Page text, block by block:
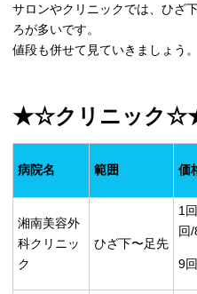
サロンやクリニックでは、ひざ
ろが多いです。
値段も併せて見ていきましょう。
★☆クリニック
病院名 範囲 価
湘南美容外
科クリニッ
ク
ひざ下〜足先
1
回
9